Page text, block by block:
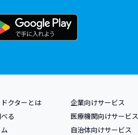
クターとは
る
企業向けサービス
医療機関向けサービス
自治体向けサービス